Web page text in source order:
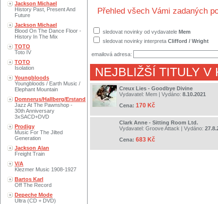
Jackson Michael
History Past, Present And
Future
Jackson Michael
Blood On The Dance Floor -
History In The Mix
TOTO
Toto IV
TOTO
Isolation
Youngbloods
Youngbloods / Earth Music /
Elephant Mountain
Domnerus/Hallberg/Erstand
Jazz At The Pawnshop -
30th Anniversary
3xSACD+DVD
Prodigy
Music For The Jilted
Generation
Jackson Alan
Freight Train
V/A
Klezmer Music 1908-1927
Bartos Karl
Off The Record
Depeche Mode
Ultra (CD + DVD)
Přehled všech Vámi zadaných
sledovat novinky od vydavatele Mem
sledovat novinky interpreta Clifford / Wright
emailová adresa:
NEJBLIŽŠÍ TITULY V
Creux Lies - Goodbye Divine
Vydavatel: Mem | Vydáno: 8.10.2021
Cena: 170 Kč
Clark Anne - Sitting Room Ltd.
Vydavatel: Groove Attack | Vydáno:
Cena: 683 Kč